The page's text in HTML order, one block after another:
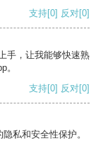
支持[0] 反对[0]
手，让我能够快速熟
。
支持[0] 反对[0]
私和安全性保护。